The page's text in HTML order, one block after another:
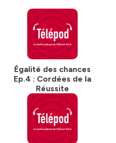
Égalité des chances
Ep.4 : Cordées de la
Réussite